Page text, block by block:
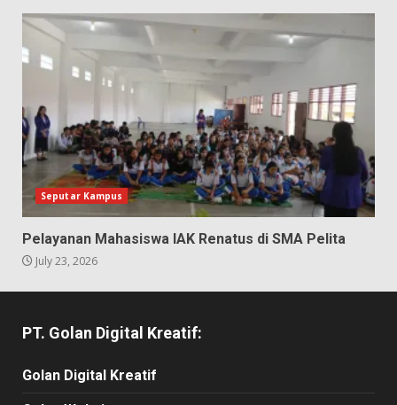
Seputar Kampus
Pelayanan Mahasiswa IAK Renatus di SMA Pelita
July 23, 2026
PT. Golan Digital Kreatif:
Golan Digital Kreatif